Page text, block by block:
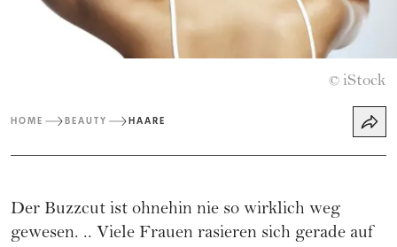
© iStock
HOME BEAUTY HAARE
Der Buzzcut ist ohnehin nie so wirklich weg
gewesen. .. Viele Frauen rasieren sich gerade auf